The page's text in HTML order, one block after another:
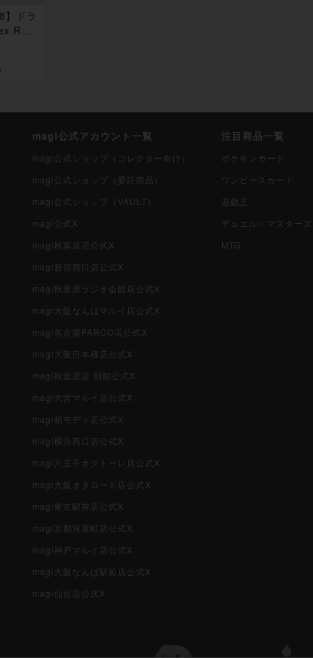
】ドラ
RR
magi公式アカウント一覧
magi公式ショップ（コレクター向け）
magi公式ショップ（委託商品）
magi公式ショップ（VAULT）
magi公式X
magi秋葉原店公式X
magi新宿西口店公式X
magi秋葉原ラジオ会館店公式X
magi大阪なんばマルイ店公式X
magi名古屋PARCO店公式X
magi大阪日本橋店公式X
magi秋葉原店 別館公式X
magi大宮マルイ店公式X
magi柏モディ店公式X
magi横浜西口店公式X
magi八王子オクトーレ店公式X
magi大阪オタロード店公式X
magi東京駅前店公式X
magi京都河原町店公式X
magi神戸マルイ店公式X
magi大阪なんば駅前店公式X
magi仙台店公式X
注目商品一覧
ポケモンカード
ワンピースカード
遊戯王
デュエル・マスターズ
MTG